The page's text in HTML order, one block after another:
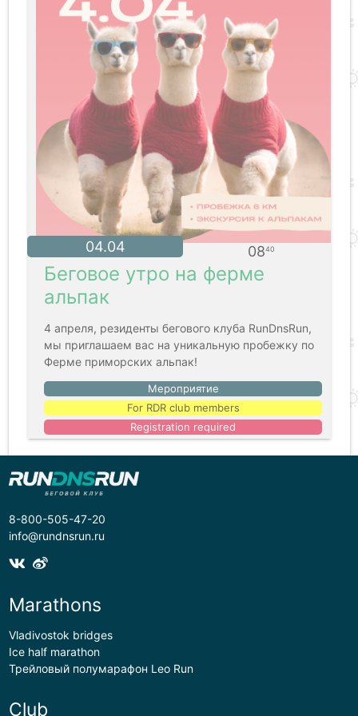
04.04 0840
Беговое утро на ферме
альпак
4 апреля, резиденты бегового клуба RunDnsRun,
мы приглашаем вас на уникальную пробежку по
Ферме приморских альпак!
Мероприятие
For RDR club members
Registration required
8-800-505-47-20
info@rundnsrun.ru
Marathons
Vladivostok bridges
Ice half marathon
Трейловый полумарафон Leo Run
Club